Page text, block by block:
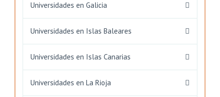
Universidades en Galicia
Universidades en Islas Baleares
Universidades en Islas Canarias
Universidades en La Rioja